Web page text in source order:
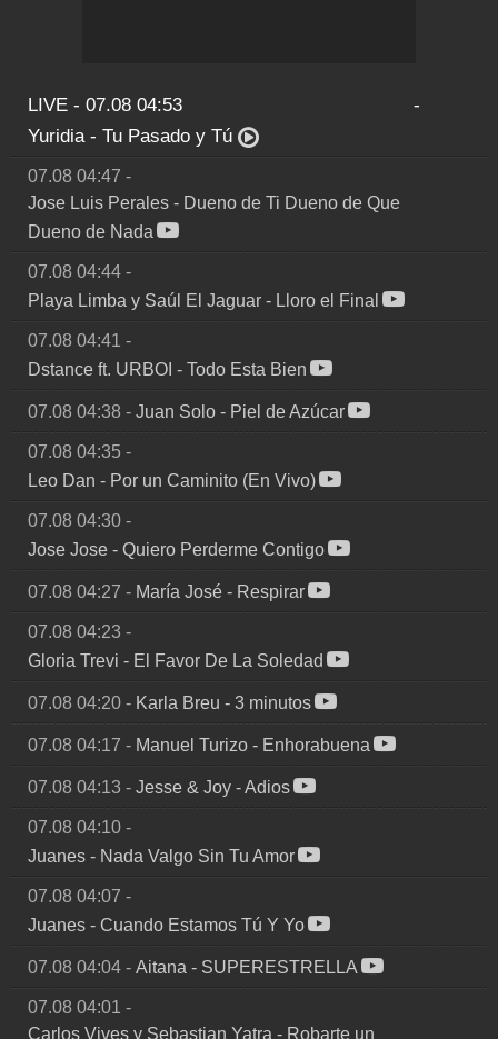
LIVE - 07.08 04:53 -
Yuridia- Tu Pasado y Tú
07.08 04:47 -
Jose Luis Perales - Dueno de Ti Dueno de Que
Dueno de Nada
07.08 04:44 -
Playa Limba y Saúl El Jaguar - Lloro el Final
07.08 04:41 -
Dstance ft. URBOI - Todo Esta Bien
07.08 04:38 - Juan Solo - Piel de Azúcar
07.08 04:35 -
Leo Dan - Por un Caminito (En Vivo)
07.08 04:30 -
Jose Jose - Quiero Perderme Contigo
07.08 04:27 - María José - Respirar
07.08 04:23 -
Gloria Trevi - El Favor De La Soledad
07.08 04:20 - Karla Breu - 3 minutos
07.08 04:17 - Manuel Turizo - Enhorabuena
07.08 04:13 - Jesse & Joy -Adios
07.08 04:10 -
Juanes - Nada Valgo Sin Tu Amor
07.08 04:07 -
Juanes - Cuando Estamos Tú Y Yo
07.08 04:04 - Aitana - SUPERESTRELLA
07.08 04:01 -
Carlos Vives y Sebastian Yatra - Robarte un